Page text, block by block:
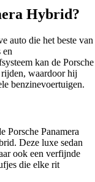
Hybrid?
auto die het beste van
en
kan de Porsche
waardoor hij
benzinevoertuigen.
Porsche Panamera
Deze luxe sedan
ook een verfijnde
die elke rit